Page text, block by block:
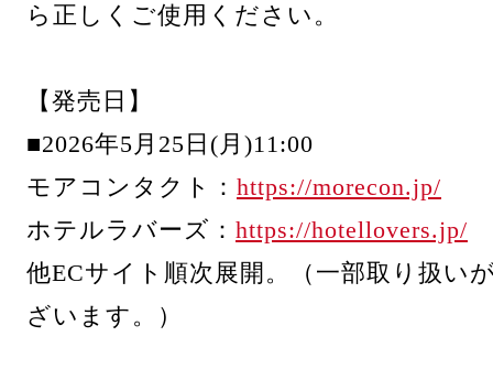
ら正しくご使用ください。
【発売日】
■2026年5月25日(月)11:00
モアコンタクト： https://morecon.jp/
ホテルラバーズ： https://hotellovers.jp/
他ECサイト順次展開。（一部取り扱い
ざいます。）